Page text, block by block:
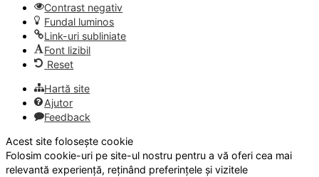
Contrast negativ
Fundal luminos
Link-uri subliniate
Font lizibil
Reset
Hartă site
Ajutor
Feedback
Acest site folosește cookie
Folosim cookie-uri pe site-ul nostru pentru a vă oferi cea mai
relevantă experiență, reținând preferințele și vizitele